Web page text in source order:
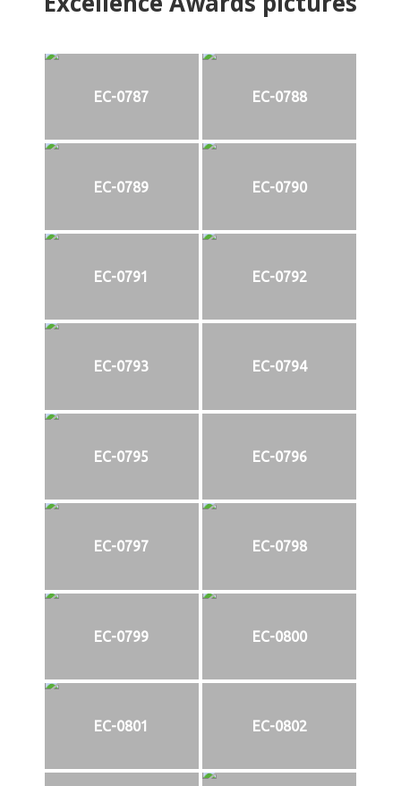
EC-0787 EC-0788
EC-0789 EC-0790
EC-0791 EC-0792
EC-0793 EC-0794
EC-0795 EC-0796
EC-0797 EC-0798
EC-0799 EC-0800
EC-0801 EC-0802